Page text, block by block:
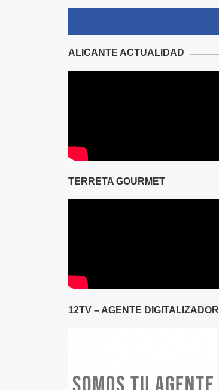
ALICANTE ACTUALIDAD
TERRETA GOURMET
12TV – AGENTE DIGITALIZADOR